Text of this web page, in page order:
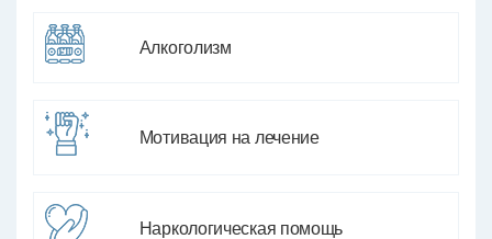
Алкоголизм
Мотивация на лечение
Наркологическая помощь